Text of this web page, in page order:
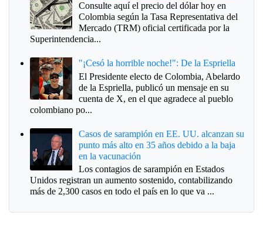
Consulte aquí el precio del dólar hoy en
Colombia según la Tasa Representativa del
Mercado (TRM) oficial certificada por la
Superintendencia...
"¡Cesó la horrible noche!": De la Espriella
El Presidente electo de Colombia, Abelardo
de la Espriella, publicó un mensaje en su
cuenta de X, en el que agradece al pueblo
colombiano po...
Casos de sarampión en EE. UU. alcanzan su
punto más alto en 35 años debido a la baja
en la vacunación
Los contagios de sarampión en Estados
Unidos registran un aumento sostenido, contabilizando
más de 2,300 casos en todo el país en lo que va ...